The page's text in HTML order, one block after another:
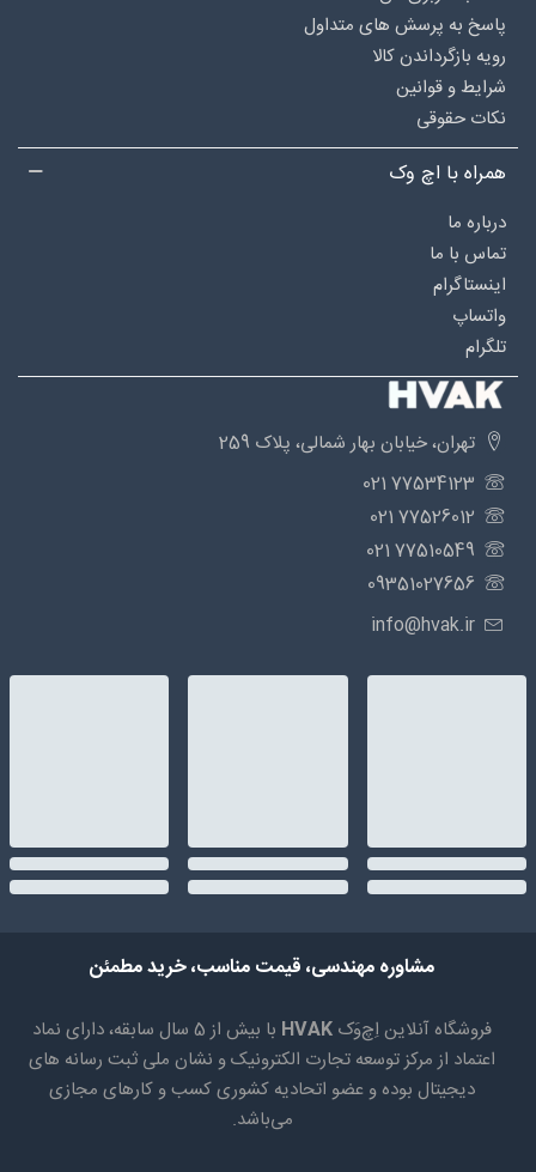
پاسخ به پرسش های متداول
رویه بازگرداندن کالا
شرایط و قوانین
نکات حقوقی
همراه با اچ وک
درباره‌ ما
تماس با ما
اینستاگرام
واتساپ
تلگرام
تهران، خیابان بهار شمالی، پلاک 259
77534123 021
77526012 021
77510549 021
09351027656
info@hvak.ir
مشاوره مهندسی، قیمت مناسب، خرید مطمئن
فروشگاه آنلاین اِچ‌وَک HVAK
با بیش از 5 سال سابقه، دارای نماد
اعتماد از مرکز توسعه تجارت الکترونیک و نشان ملی ثبت رسانه های
دیجیتال بوده و عضو اتحادیه کشوری کسب و کارهای مجازی
می‌باشد.